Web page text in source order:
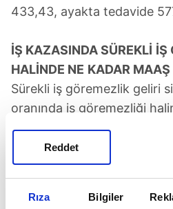
Rıza Bilgiler
Reddet
433,43, ayakta tedavide
İŞ KAZASINDA SÜREKLİ İŞ
HALİNDE NE KADAR
Sürekli iş göremezlik geliri
oranında iş göremezliği
olarak uygulanır. Sürekli iş
eğer yüzde 50 ise 9 bin 101
Ölüm durumunda ise 18